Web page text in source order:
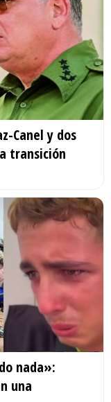
Canel y dos
transición
nada»:
una